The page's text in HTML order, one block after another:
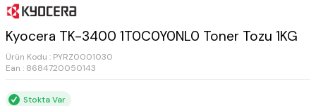
Kyocera TK-3400 1T0C0Y0NL0 Toner Tozu 1KG
Ürün Kodu : PYRZ0001030
Ean : 8684720050143
Stokta Var